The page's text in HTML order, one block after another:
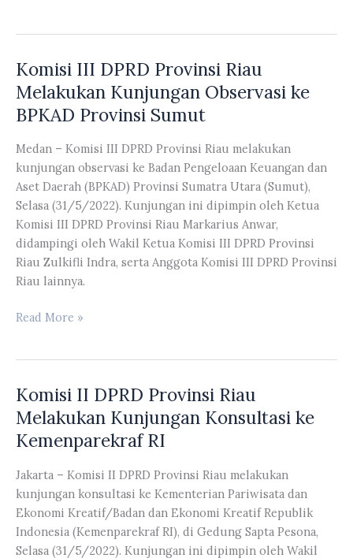
Riau
Melakukan
ke
UPT
Jalan
dan
Jembatan
Wilayah
II
Provinsi
Riau
Komisi III DPRD Provinsi Riau
Melakukan Kunjungan Observasi ke
BPKAD Provinsi Sumut
Medan – Komisi III DPRD Provinsi Riau melakukan
kunjungan observasi ke Badan Pengeloaan Keuangan dan
Aset Daerah (BPKAD) Provinsi Sumatra Utara (Sumut),
Selasa (31/5/2022). Kunjungan ini dipimpin oleh Ketua
Komisi III DPRD Provinsi Riau Markarius Anwar,
didampingi oleh Wakil Ketua Komisi III DPRD Provinsi
Riau Zulkifli Indra, serta Anggota Komisi III DPRD Provinsi
Riau lainnya.
Komisi
Riau
Melakukan
Observasi
ke
BPKAD
Provinsi
Sumut
Read More »
Komisi II DPRD Provinsi Riau
Melakukan Kunjungan Konsultasi ke
Kemenparekraf RI
Jakarta – Komisi II DPRD Provinsi Riau melakukan
kunjungan konsultasi ke Kementerian Pariwisata dan
Ekonomi Kreatif/Badan dan Ekonomi Kreatif Republik
Indonesia (Kemenparekraf RI), di Gedung Sapta Pesona,
Selasa (31/5/2022). Kunjungan ini dipimpin oleh Wakil